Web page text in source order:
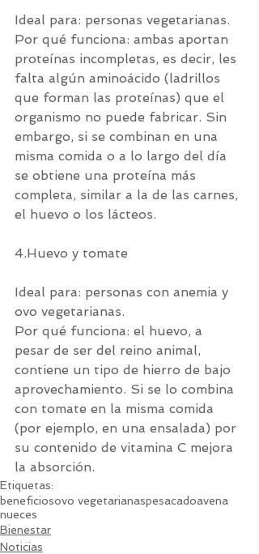
Ideal para: personas vegetarianas.
Por qué funciona: ambas aportan
proteínas incompletas, es decir, les
falta algún aminoácido (ladrillos
que forman las proteínas) que el
organismo no puede fabricar. Sin
embargo, si se combinan en una
misma comida o a lo largo del día
se obtiene una proteína más
completa, similar a la de las carnes,
el huevo o los lácteos.
4.Huevo y tomate
Ideal para: personas con anemia y
ovo vegetarianas.
Por qué funciona: el huevo, a
pesar de ser del reino animal,
contiene un tipo de hierro de bajo
aprovechamiento. Si se lo combina
con tomate en la misma comida
(por ejemplo, en una ensalada) por
su contenido de vitamina C mejora
la absorción.
Etiquetas:
beneficiosovo vegetarianaspesacadoavena
nueces
Bienestar
Noticias